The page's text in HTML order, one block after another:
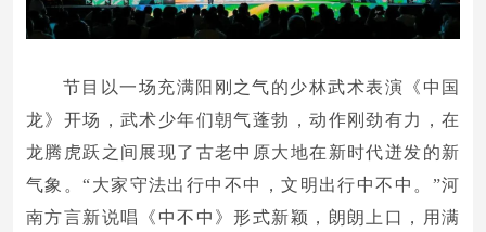
节目以一场充满阳刚之气的少林武术表演《中国
龙》开场，武术少年们朝气蓬勃，动作刚劲有力，在
龙腾虎跃之间展现了古老中原大地在新时代迸发的新
气象。“大家守法出行中不中，文明出行中不中。”河
南方言新说唱《中不中》形式新颖，朗朗上口，用满